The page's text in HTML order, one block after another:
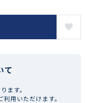
て
ます。
用いただけます。